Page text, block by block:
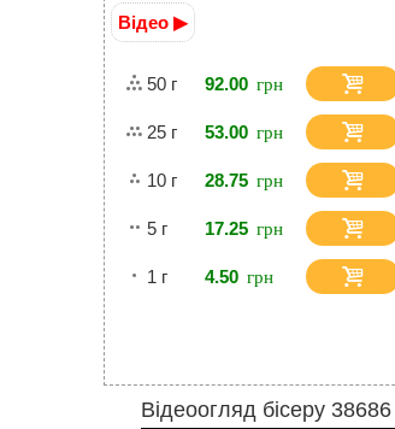
Відео ▶
50 г 92.00
25 г 53.00
10 г 28.75
5 г 17.25
1 г 4.50
Відеоогляд бісеру 38686